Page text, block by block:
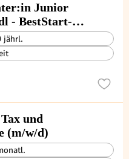
Junior
- BestStart-
jährl.
und
(m/w/d)